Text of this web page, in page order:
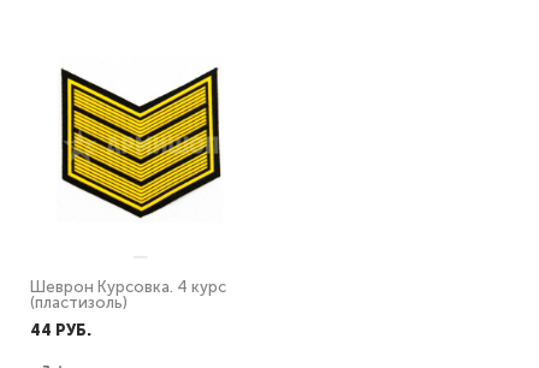
Шеврон Курсовка. 4 курс
(пластизоль)
44 PУБ.